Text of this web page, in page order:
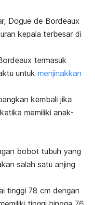
Dogue de Bordeaux
kepala terbesar di
termasuk
untuk menjinakkan
kembali jika
memiliki anak-
bobot tubuh yang
salah satu anjing
tinggi 78 cm dengan